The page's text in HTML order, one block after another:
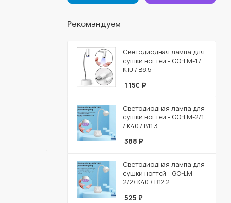
Рекомендуем
Светодиодная лампа для
сушки ногтей - GO-LM-1 /
К10 / В8.5
1 150 ₽
Светодиодная лампа для
сушки ногтей - GO-LM-2/1
/ К40 / В11.3
388 ₽
Светодиодная лампа для
сушки ногтей - GO-LM-
2/2/ К40 / В12.2
525 ₽